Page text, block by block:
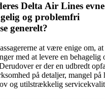
Delta Air Lines
og problemfri
generelt?
at være enige om,
med at levere en behagelig
er der en udbredt
på detaljer, mangel på
og utilstrækkelig